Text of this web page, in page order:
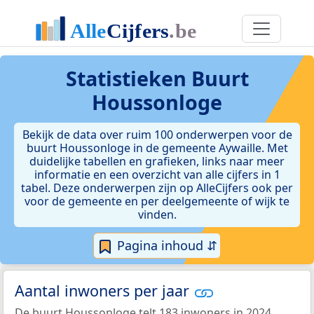
Statistieken Buurt
Houssonloge
Bekijk de data over ruim 100 onderwerpen voor de
buurt Houssonloge in de gemeente Aywaille. Met
duidelijke tabellen en grafieken, links naar meer
informatie en een overzicht van alle cijfers in 1
tabel. Deze onderwerpen zijn op AlleCijfers ook per
voor de gemeente en per deelgemeente of wijk te
vinden.
Pagina inhoud ⇵
Aantal inwoners per jaar